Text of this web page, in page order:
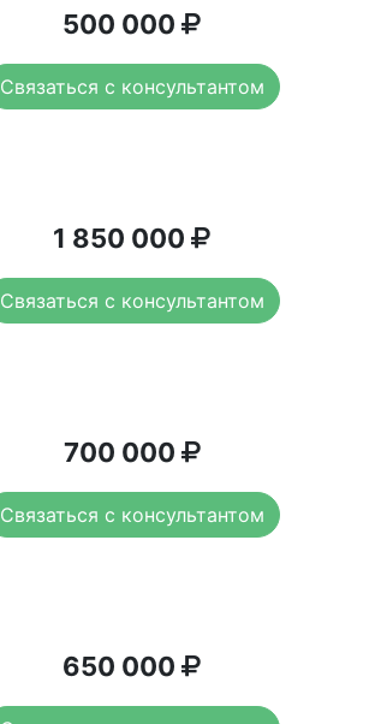
500 000
Связаться с консультантом
1 850 000
Связаться с консультантом
700 000
Связаться с консультантом
650 000